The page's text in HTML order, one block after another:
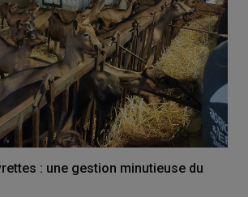
: une gestion minutieuse du